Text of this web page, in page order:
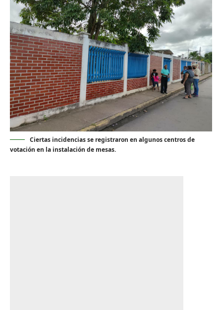
Ciertas incidencias se registraron en algunos centros de
votación en la instalación de mesas.